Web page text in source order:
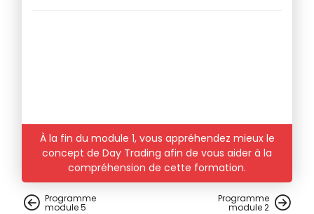
À la fin du module 1, vous appréhendez mieux le
concept de Day Trading afin de vous aider à la
compréhension de cette formation.
Programme
module5
Programme
module2